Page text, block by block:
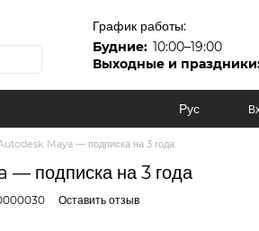
График работы:
Будние: 10:00–19:00
Выходные и
Рус
Maya — подписка на 3 года
подписка на 3 года
Оставить отзыв